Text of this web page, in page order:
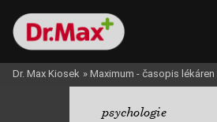
psychologie
Dr. Max Kiosek » Maximum - časopis lékáren